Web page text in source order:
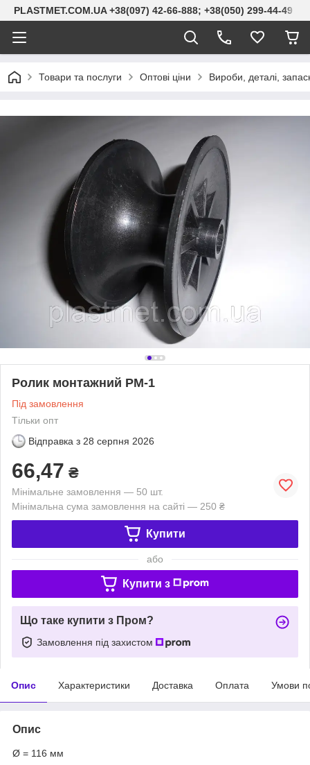
PLASTMET.COM.UA +38(097) 42-66-888; +38(050) 299-44-49
Товари та послуги Оптові ціни Вироби, деталі,
Ролик монтажний РМ-1
Під замовлення
Тільки опт
Відправка з 28 серпня 2026
66,47 ₴
Мінімальне замовлення — 50 шт.
Мінімальна сума замовлення на сайті — 250 ₴
Купити
або
Купити з
Що таке купити з Пром?
Замовлення під захистом
Опис Характеристики Доставка Оплата Умови
Опис
Ø = 116 мм